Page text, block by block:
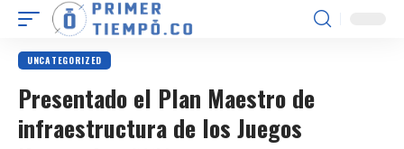
UNCATEGORIZED
Presentado el Plan Maestro de
infraestructura de los Juegos